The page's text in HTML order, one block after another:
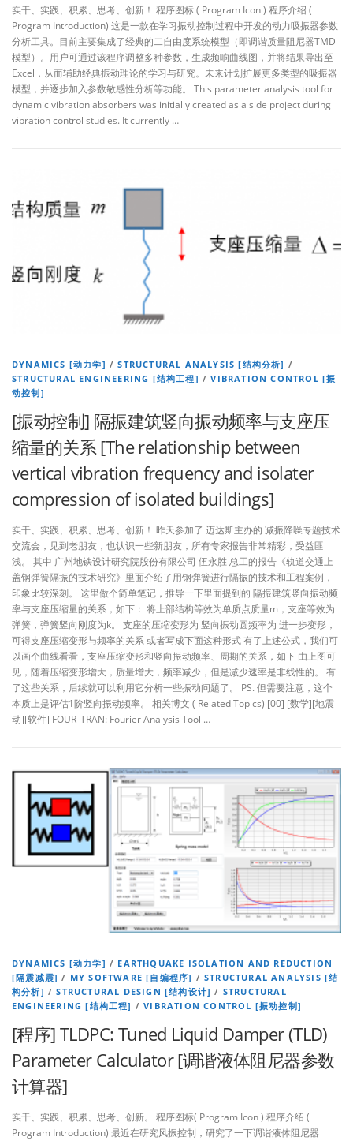
实干、实践、积累、思考、创新！ 程序图标 ( Program Icon ) 程序介绍 (
Program Introduction) 这是一款在学习振动控制过程中开发的动力吸振器参数
分析工具。目前主要集成了经典的二自由度系统模型（即调谐质量阻尼器TMD
模型）。用户可通过该程序调整多种参数，生成频响曲线图，并将结果导出至
Excel，从而辅助经典振动理论的学习与研究。未来计划扩展更多类型的吸振器
模型，并逐步加入参数敏感性分析等功能。 This parameter analysis tool for
dynamic vibration absorbers was initially created as a side project during
vibration control studies. It currently …
DYNAMICS [动力学] /STRUCTURAL ANALYSIS [结构分析] /
STRUCTURAL ENGINEERING [结构工程] /VIBRATION CONTROL [振
动控制]
[振动控制] 隔振建筑竖向振动频率与支座压
缩量的关系 [The relationship between
vertical vibration frequency and isolater
compression of isolated buildings]
实干、实践、积累、思考、创新！ 昨天参加了 迈达斯主办的 减振降噪专题技术
交流会，见到老朋友，也认识一些新朋友，所有专家报告非常精彩，受益匪
浅。 其中 广州地铁设计研究院股份有限公司 伍永胜 总工的报告《轨道交通上
盖钢弹簧隔振的技术研究》里面介绍了用钢弹簧进行隔振的技术和工程案例，
印象比较深刻。 这里做个简单笔记，推导一下里面提到的 隔振建筑竖向振动频
率与支座压缩量的关系，如下： 将上部结构等效为单质点质量m，支座等效为
弹簧，弹簧竖向刚度为k。 支座的压缩变形为 竖向振动圆频率为 进一步变形，
可得支座压缩变形与频率的关系 或者写成下面这种形式 有了上述公式，我们可
以画个曲线看看，支座压缩变形和竖向振动频率、周期的关系，如下 由上图可
见，随着压缩变形增大，质量增大，频率减少，但是减少速率是非线性的。 有
了这些关系，后续就可以利用它分析一些振动问题了。 PS. 但需要注意，这个
本质上是评估1阶竖向振动频率。 相关博文 ( Related Topics) [00] [数学][地震
动][软件] FOUR_TRAN: Fourier Analysis Tool …
DYNAMICS [动力学] / EARTHQUAKE ISOLATION AND REDUCTION
[隔震减震] / MY SOFTWARE [自编程序] /STRUCTURAL ANALYSIS [结
构分析] /STRUCTURAL DESIGN [结构设计] / STRUCTURAL
ENGINEERING [结构工程] /VIBRATION CONTROL [振动控制]
[程序] TLDPC: Tuned Liquid Damper (TLD)
Parameter Calculator [调谐液体阻尼器参数
计算器]
实干、实践、积累、思考、创新。 程序图标( Program Icon ) 程序介绍 (
Program Introduction) 最近在研究风振控制，研究了一下调谐液体阻尼器